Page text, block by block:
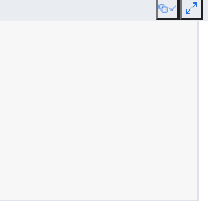
Copy